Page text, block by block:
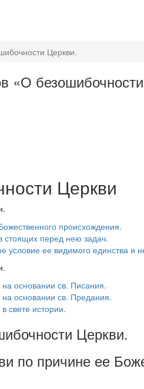
Церкви.
«О
Церкви
происхождения.
стоящих перед нею задач.
условие ее видимого единства и
основании св. Писания.
основании св. Предания.
свете истории.
Церкви.
по причине ее